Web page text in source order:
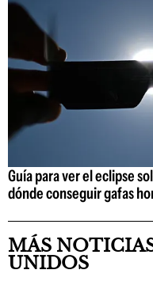
Guía para ver el eclipse
dónde conseguir gafas
MÁS
UNIDOS